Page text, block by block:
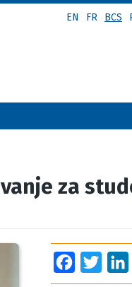
EN FR BCS
za
Facebook
Twitter